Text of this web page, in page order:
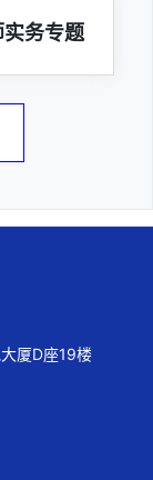
务专题
厦D座19楼